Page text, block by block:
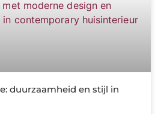
duurzaamheid en stijl in